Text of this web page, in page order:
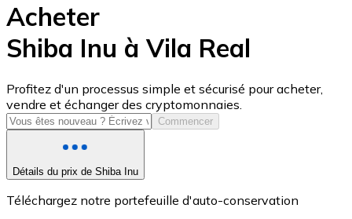
USD Coin
USDC
Acheter
Shiba Inu à Vila Real
Profitez d'un processus simple et sécurisé pour acheter,
vendre et échanger des cryptomonnaies.
Commencer
Détails du prix de Shiba Inu
Téléchargez notre portefeuille d'auto-conservation